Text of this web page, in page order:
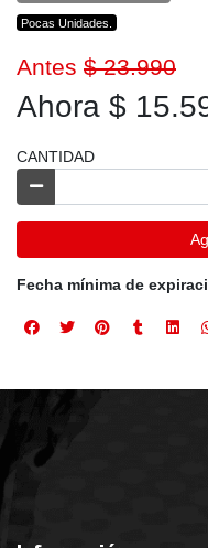
Pocas Unidades.
Antes $ 23.990
Ahora $
CANTIDAD
Fecha mínima de